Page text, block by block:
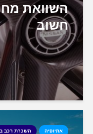
השוואת
חשוב
אתיופיה השכרת רכב